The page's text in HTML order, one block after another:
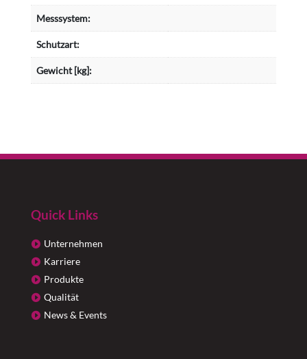
Messsystem:
Schutzart:
Gewicht [kg]:
Quick Links
Unternehmen
Karriere
Produkte
Qualität
News & Events